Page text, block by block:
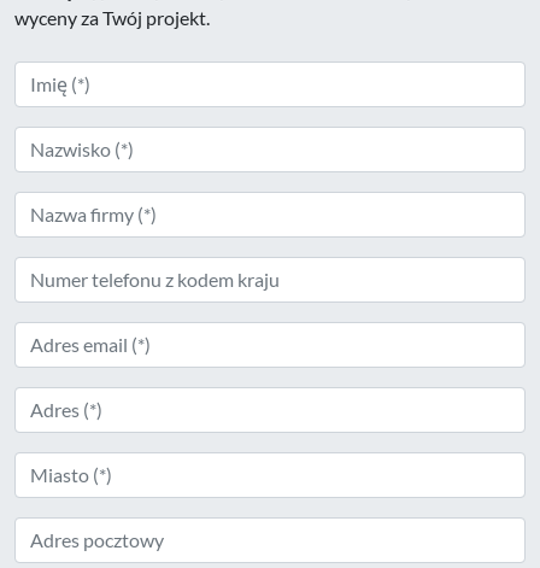
wyceny za Twój projekt.